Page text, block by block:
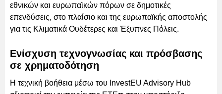
εθνικών και ευρωπαϊκών πόρων σε δημοτικές
επενδύσεις, στο πλαίσιο και της ευρωπαϊκής αποστολής
για τις Κλιματικά Ουδέτερες και Έξυπνες Πόλεις.
Ενίσχυση τεχνογνωσίας και πρόσβασης
σε χρηματοδότηση
Η τεχνική βοήθεια μέσω του InvestEU Advisory Hub